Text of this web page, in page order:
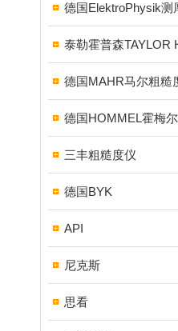
德国ElektroPhysik测
德国MAHR马尔粗糙
三丰粗糙度仪
德国BYK
API
尼克斯
思看